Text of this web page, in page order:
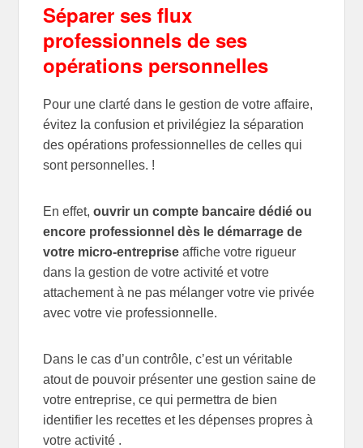
Séparer ses flux
professionnels de ses
opérations personnelles
Pour une clarté dans le gestion de votre affaire,
évitez la confusion et privilégiez la séparation
des opérations professionnelles de celles qui
sont personnelles. !
En effet,ouvrir un compte bancaire dédié ou
encore professionnel dès le démarrage de
votre micro-entreprise affiche votre rigueur
dans la gestion de votre activité et votre
attachement à ne pas mélanger votre vie privée
avec votre vie professionnelle.
Dans le cas d’un contrôle, c’est un véritable
atout de pouvoir présenter une gestion saine de
votre entreprise, ce qui permettra de bien
identifier les recettes et les dépenses propres à
votre activité .